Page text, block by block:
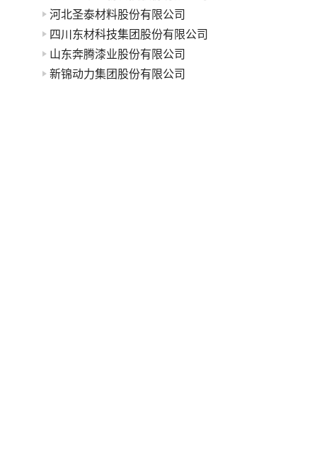
河北圣泰材料股份有限公司
四川东材科技集团股份有限公司
山东奔腾漆业股份有限公司
新锦动力集团股份有限公司